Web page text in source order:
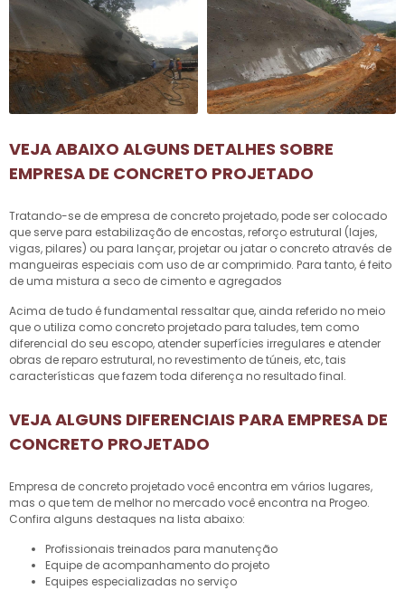
VEJA ABAIXO ALGUNS DETALHES SOBRE
EMPRESA DE CONCRETO PROJETADO
Tratando-se de empresa de concreto projetado, pode ser colocado
que serve para estabilização de encostas, reforço estrutural (lajes,
vigas, pilares) ou para lançar, projetar ou jatar o concreto através de
mangueiras especiais com uso de ar comprimido. Para tanto, é feito
de uma mistura a seco de cimento e agregados
Acima de tudo é fundamental ressaltar que, ainda referido no meio
que o utiliza como concreto projetado para taludes, tem como
diferencial do seu escopo, atender superfícies irregulares e atender
obras de reparo estrutural, no revestimento de túneis, etc, tais
características que fazem toda diferença no resultado final.
VEJA ALGUNS DIFERENCIAIS PARA EMPRESA DE
CONCRETO PROJETADO
Empresa de concreto projetadovocê encontra em vários lugares,
mas o que tem de melhor no mercado você encontra na Progeo.
Confira alguns destaques na lista abaixo:
profissionais treinados para manutenção
equipe de acompanhamento do projeto
equipes especializadas no serviço